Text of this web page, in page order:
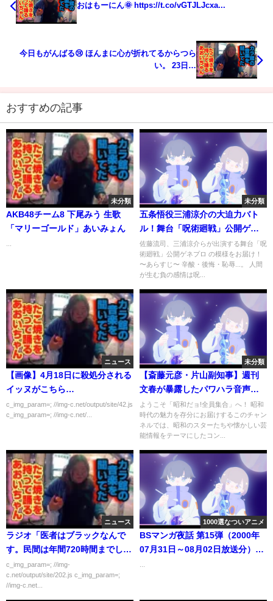
おはもーにん🌞 https://t.co/vGTJLJcxa...
今日もがんばる😢 ほんまに心が折れてるからつら
い。 23日…
おすすめの記事
未分類
AKB48チーム8 下尾みう 生歌
「マリーゴールド」あいみょん
...
未分類
五条悟役三浦涼介の大迫力バト
ル！舞台「呪術廻戦」公開ゲネ
プロ
佐藤流司、三浦涼介らが出演する舞台「呪
術廻戦」公開ゲネプロ の模様をお届け！
〜あらすじ〜 辛酸・後悔・恥辱...。 人間
が生む負の感情は呪...
ニュース
【画像】4月18日に殺処分される
イッヌがこちら…
c_img_param=; //img-c.net/output/site/42.js
c_img_param=; //img-c.net/...
未分類
【斎藤元彦・片山副知事】週刊
文春が暴露したパワハラ音声の
衝撃…兵庫県庁の腐敗が深刻化
【解説・見解】
ようこそ「昭和だョ!全員集合」へ！ 昭和
時代の魅力を存分にお届けするこのチャン
ネルでは、昭和のスターたちや懐かしい芸
能情報をテーマにしたコン...
ニュース
ラジオ「医者はブラックなんで
す。民間は年間720時間までしか
残業しないんですが、医者は
1000時間を超える」
c_img_param=; //img-
c.net/output/site/202.js c_img_param=;
//img-c.net...
1000選なついアニメ
BSマンガ夜話 第15弾（2000年
07月31日～08月02日放送分）第